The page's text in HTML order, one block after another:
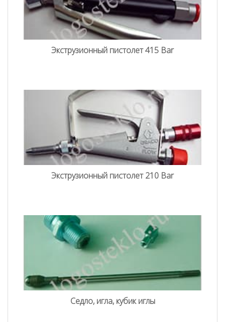
Экструзионный пистолет 415 Bar
Экструзионный пистолет 210 Bar
Седло, игла, кубик иглы